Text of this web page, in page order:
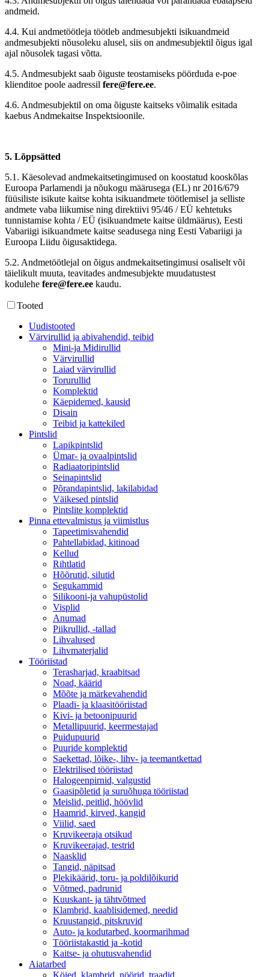
andmeid.
4.4. Kui andmetöötleja töötleb andmesubjekti isikuandmeid
andmesubjekti nõusoleku alusel, siis on andmesubjektil õigus igal
ajal nõusolek tagasi võtta.
4.5. Andmesubjekt saab õiguste teostamiseks pöörduda e-poe
klienditoe poole aadressil fere@fere.ee.
4.6. Andmesubjektil on oma õiguste kaitseks võimalik esitada
kaebus Andmekaitse Inspektsioonile.
5. Lõppsätted
5.1. Käesolevad andmekaitsetingimused on koostatud kooskõlas
Euroopa Parlamendi ja nõukogu määrusega (EL) nr 2016/679
füüsiliste isikute kaitse kohta isikuandmete töötlemisel ja selliste
andmete vaba liikumise ning direktiivi 95/46 / EÜ kehtetuks
tunnistamise kohta / EÜ (isikuandmete kaitse üldmäärus), Eesti
Vabariigi isikuandmete kaitse seadusega ning Eesti Vabariigi ja
Euroopa Liidu õigusaktidega.
5.2. Andmetöötlejal on õigus andmekaitsetingimusi osaliselt või
täielikult muuta, teavitades andmesubjekte muudatustest
kodulehe fere@fere.ee kaudu.
Tooted
Uudistooted
Värvirullid ja abivahendid, teibid
Mini-ja Midirullid
Värvirullid
Laiad värvirullid
Torurullid
Komplektid
Käepidemed, kausid
Disain
Teibid ja kattekiled
Pintslid
Lapikpintslid
Ümar- ja ovaalpintslid
Radiaatoripintslid
Seinapintslid
Põrandapintslid, lakilabidad
Väikesed pintslid
Pintslite komplektid
Pinna ettevalmistus ja viimistlus
Tapeetimisvahendid
Pahtellabidad, kitinoad
Kellud
Rihtlatid
Hõõrutid, silutid
Segukammid
Silikooni-ja vahupüstolid
Visplid
Anumad
Piikrullid, -tallad
Lihvalused
Lihvmaterjalid
Tööriistad
Terasharjad, kraabitsad
Noad, käärid
Mõõte ja märkevahendid
Plaadi- ja klaasitööriistad
Kivi- ja betoonipuurid
Metallipuurid, keermestajad
Puidupuurid
Puuride komplektid
Saekettad, lõike-, lihv- ja teemantkettad
Elektrilised tööriistad
Halogeenpirnid, valgustid
Gaasipõletid ja suruõhuga tööriistad
Meislid, peitlid, höövlid
Haamrid, kirved, kangid
Viilid, saed
Kruvikeeraja otsikud
Kruvikeerajad, testrid
Naasklid
Tangid, näpitsad
Plekikäärid, toru- ja poldilõikurid
Võtmed, padrunid
Kuuskant- ja tähtvõtmed
Klambrid, kaablisidemed, needid
Kruustangid, pitskruvid
Auto- ja kodutarbed, koormarihmad
Tööriistakastid ja -kotid
Kaitse- ja ohutusvahendid
Aiatarbed
Köied, klambrid, nöörid, traadid